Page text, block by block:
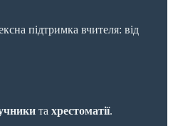
підтримка вчителя: від
та хрестоматії.